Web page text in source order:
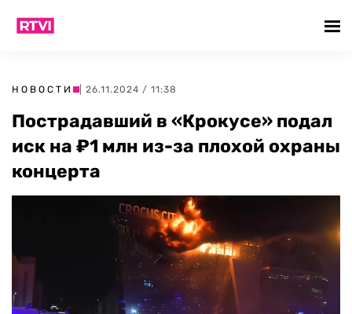
НОВОСТИ | 26.11.2024 / 11:38
Пострадавший в «Крокусе» подал
иск на ₽1 млн из-за плохой охраны
концерта